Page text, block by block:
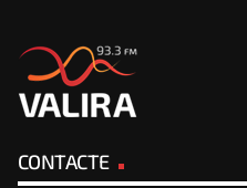
CONTACTE